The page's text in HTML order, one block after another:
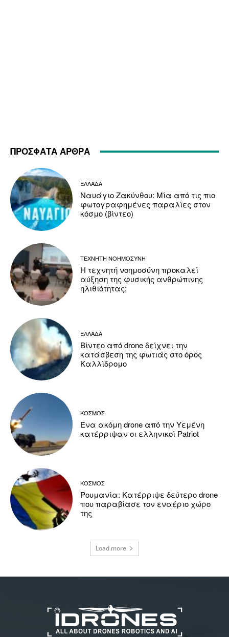
ΠΡΟΣΦΑΤΑ ΑΡΘΡΑ
ΕΛΛΑΔΑ
Ναυάγιο Ζακύνθου: Μία από τις πιο
φωτογραφημένες παραλίες στον
κόσμο (βίντεο)
ΤΕΧΝΗΤΗ ΝΟΗΜΟΣΥΝΗ
Η τεχνητή νοημοσύνη προκαλεί
αύξηση της φυσικής ανθρώπινης
ηλιθιότητας;
ΕΛΛΑΔΑ
Βίντεο από drone δείχνει την
κατάσβεση της φωτιάς στο όρος
Καλλίδρομο
ΚΟΣΜΟΣ
Ένα ακόμη drone από την Υεμένη
κατέρριψαν οι ελληνικοί Patriot
ΚΟΣΜΟΣ
Ρουμανία: Κατέρριψε δεύτερο drone
που παραβίασε τον εναέριο χώρο
της
Load more